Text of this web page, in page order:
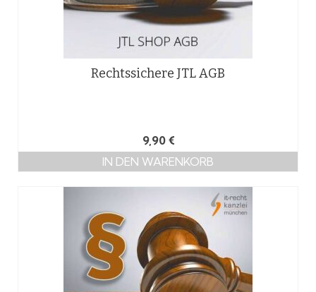
Rechtssichere JTL AGB
9,90 €
IN DEN WARENKORB